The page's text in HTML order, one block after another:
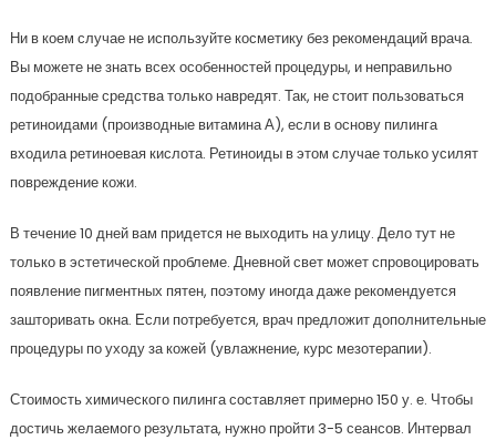
Ни в коем случае не используйте косметику без рекомендаций врача.
Вы можете не знать всех особенностей процедуры, и неправильно
подобранные средства только навредят. Так, не стоит пользоваться
ретиноидами (производные витамина А), если в основу пилинга
входила ретиноевая кислота. Ретиноиды в этом случае только усилят
повреждение кожи.
В течение 10 дней вам придется не выходить на улицу. Дело тут не
только в эстетической проблеме. Дневной свет может спровоцировать
появление пигментных пятен, поэтому иногда даже рекомендуется
зашторивать окна. Если потребуется, врач предложит дополнительные
процедуры по уходу за кожей (увлажнение, курс мезотерапии).
Стоимость химического пилинга составляет примерно 150 у. е. Чтобы
достичь желаемого результата, нужно пройти 3-5 сеансов. Интервал